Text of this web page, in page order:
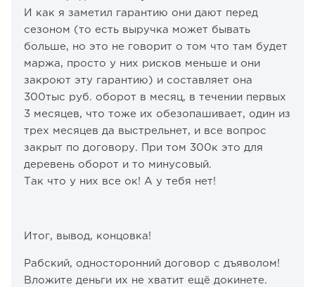
И как я заметил гарантию они дают перед
сезоном (то есть выручка может бывать
больше, но это не говорит о том что там будет
маржа, просто у них рисков меньше и они
закроют эту гарантию) и составляет она
300тыс руб. оборот в месяц, в течении первых
3 месяцев, что тоже их обезопашивает, один из
трех месяцев да выстрельнет, и все вопрос
закрыт по договору. При том 300к это для
деревень оборот и то минусовый.
Так что у них все ок! А у тебя нет!
Итог, вывод, концовка!
Рабский, односторонний договор с дъяволом!
Вложите деньги их не хватит ещё докинете.